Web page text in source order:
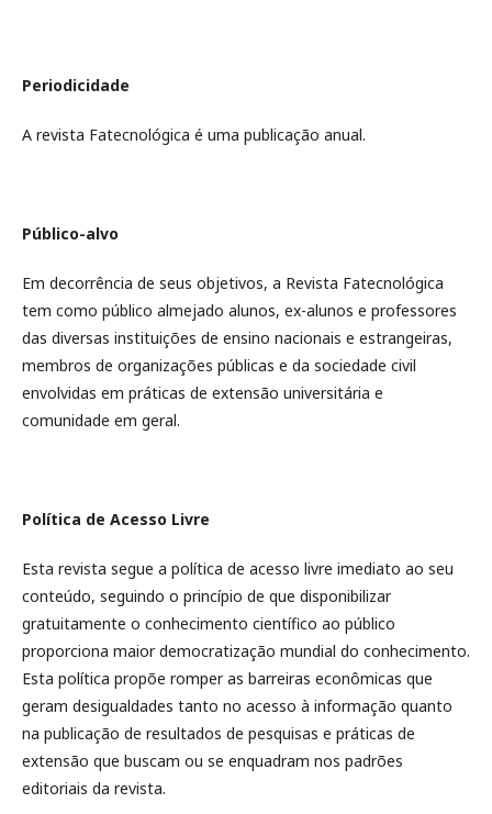
Periodicidade
A revista Fatecnológica é uma publicação anual.
Público-alvo
Em decorrência de seus objetivos, a Revista Fatecnológica
tem como público almejado alunos, ex-alunos e professores
das diversas instituições de ensino nacionais e estrangeiras,
membros de organizações públicas e da sociedade civil
envolvidas em práticas de extensão universitária e
comunidade em geral.
Política de Acesso Livre
Esta revista segue a política de acesso livre imediato ao seu
conteúdo, seguindo o princípio de que disponibilizar
gratuitamente o conhecimento científico ao público
proporciona maior democratização mundial do conhecimento.
Esta política propõe romper as barreiras econômicas que
geram desigualdades tanto no acesso à informação quanto
na publicação de resultados de pesquisas e práticas de
extensão que buscam ou se enquadram nos padrões
editoriais da revista.